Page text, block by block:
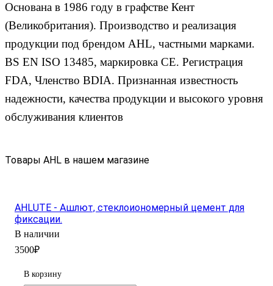
Основана в 1986 году в графстве Кент
(Великобритания). Производство и реализация
продукции под брендом AHL, частными марками.
BS EN ISO 13485, маркировка CE. Регистрация
FDA, Членство BDIA. Признанная известность
надежности, качества продукции и высокого уровня
обслуживания клиентов
Товары AHL в нашем магазине
AHLUTE - Ашлют, стеклоиономерный цемент для
фиксации.
В наличии
3500₽
В корзину